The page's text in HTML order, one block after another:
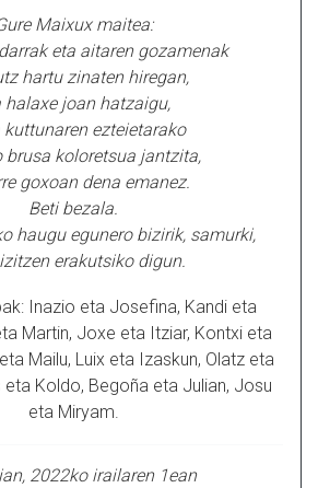
Maixux maitea:
eta aitaren gozamenak
hartu zinaten hiregan,
halaxe joan hatzaigu,
kuttunaren ezteietarako
brusa koloretsua jantzita,
goxoan dena emanez.
Beti bezala.
haugu egunero bizirik, samurki,
erakutsiko digun.
Inazio eta Josefina, Kandi eta
Martin, Joxe eta Itziar, Kontxi eta
Mailu, Luix eta Izaskun, Olatz eta
eta Koldo, Begoña eta Julian, Josu
eta Miryam.
2022ko irailaren 1ean